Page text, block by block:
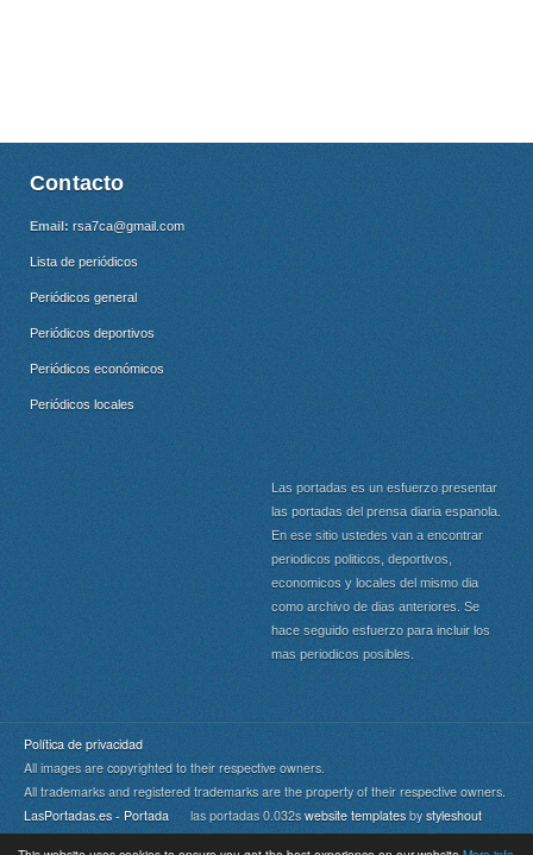
Contacto
Email: rsa7ca@gmail.com
Lista de periódicos
Periódicos general
Periódicos deportivos
Periódicos económicos
Periódicos locales
Las portadas es un esfuerzo presentar
las portadas del prensa diaria espanola.
En ese sitio ustedes van a encontrar
periodicos politicos, deportivos,
economicos y locales del mismo dia
como archivo de dias anteriores. Se
hace seguido esfuerzo para incluir los
mas periodicos posibles.
Política de privacidad
All images are copyrighted to their respective owners.
All trademarks and registered trademarks are the property of their respective owners.
LasPortadas.es - Portada las portadas 0.032s website templates by styleshout